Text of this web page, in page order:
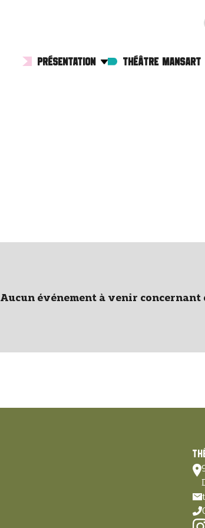
PRÉSENTATION THÉÂTRE MANSART
Aucun événement à venir concernant